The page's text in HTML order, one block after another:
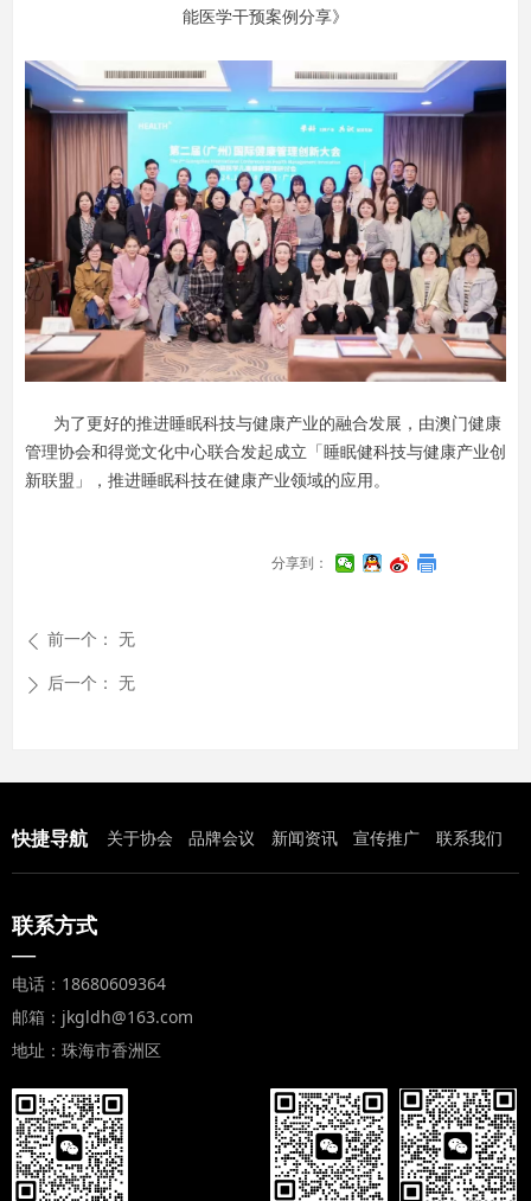
能医学干预案例分享》
为了更好的推进睡眠科技与健康产业的融合发展，由澳门健康
管理协会和得觉文化中心联合发起成立「睡眠健科技与健康产业创
新联盟」，推进睡眠科技在健康产业领域的应用。
ꄴ 前一个： 无
ꄲ 后一个： 无
分享到：
快捷导航 关于协会 品牌会议 新闻资讯 宣传推广 联系我们
联系方式
—
电话：18680609364
邮箱：jkgldh@163.com
地址：珠海市香洲区